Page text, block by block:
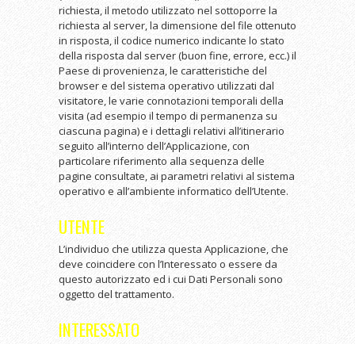
richiesta, il metodo utilizzato nel sottoporre la
richiesta al server, la dimensione del file ottenuto
in risposta, il codice numerico indicante lo stato
della risposta dal server (buon fine, errore, ecc.) il
Paese di provenienza, le caratteristiche del
browser e del sistema operativo utilizzati dal
visitatore, le varie connotazioni temporali della
visita (ad esempio il tempo di permanenza su
ciascuna pagina) e i dettagli relativi all’itinerario
seguito all’interno dell’Applicazione, con
particolare riferimento alla sequenza delle
pagine consultate, ai parametri relativi al sistema
operativo e all’ambiente informatico dell’Utente.
UTENTE
L’individuo che utilizza questa Applicazione, che
deve coincidere con l’Interessato o essere da
questo autorizzato ed i cui Dati Personali sono
oggetto del trattamento.
INTERESSATO